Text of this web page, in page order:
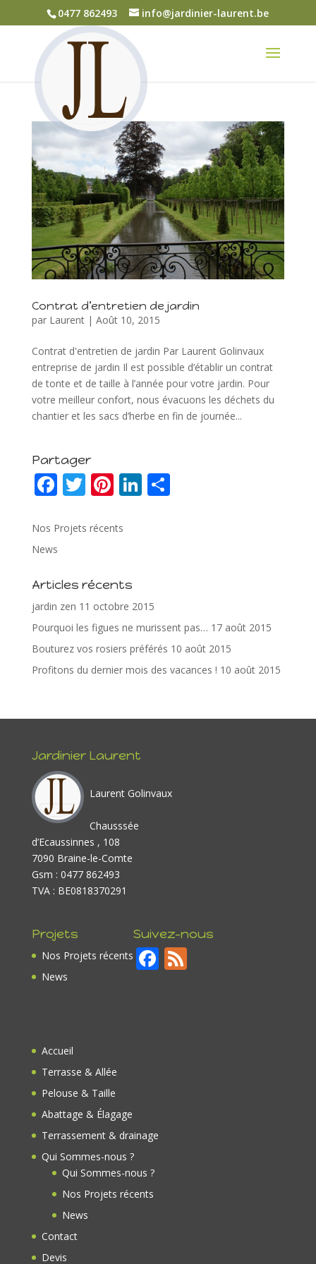
0477 862493 info@jardinier-laurent.be
Contrat d’entretien de jardin
par Laurent| Août 10, 2015
Contrat d'entretien de jardin Par Laurent Golinvaux
entreprise de jardin Il est possible d’établir un contrat
de tonte et de taille à l’année pour votre jardin. Pour
votre meilleur confort, nous évacuons les déchets du
chantier et les sacs d’herbe en fin de journée...
Partager
F
e
b
o
o
k
T
itt
Pi
er
st
Li
n
P
Nos Projets récents
News
Articles récents
jardin zen 11 octobre 2015
Pourquoi les figues ne murissent pas… 17 août 2015
Bouturez vos rosiers préférés 10 août 2015
Profitons du dernier mois des vacances ! 10 août 2015
Jardinier Laurent
Laurent Golinvaux
Chausssée
d’Ecaussinnes , 108
7090 Braine-le-Comte
Gsm : 0477 862493
TVA : BE0818370291
Projets
Nos Projets récents
News
Suivez-nous
F F
Accueil
Terrasse & Allée
Pelouse & Taille
Abattage & Élagage
Terrassement & drainage
Qui Sommes-nous ?
Qui Sommes-nous ?
Nos Projets récents
News
Contact
Devis